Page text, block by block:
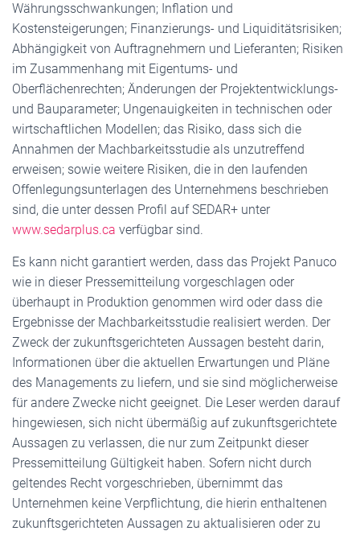
Währungsschwankungen; Inflation und
Kostensteigerungen; Finanzierungs- und Liquiditätsrisiken;
Abhängigkeit von Auftragnehmern und Lieferanten; Risiken
im Zusammenhang mit Eigentums- und
Oberflächenrechten; Änderungen der Projektentwicklungs-
und Bauparameter; Ungenauigkeiten in technischen oder
wirtschaftlichen Modellen; das Risiko, dass sich die
Annahmen der Machbarkeitsstudie als unzutreffend
erweisen; sowie weitere Risiken, die in den laufenden
Offenlegungsunterlagen des Unternehmens beschrieben
sind, die unter dessen Profil auf SEDAR+ unter
www.sedarplus.ca verfügbar sind.
Es kann nicht garantiert werden, dass das Projekt Panuco
wie in dieser Pressemitteilung vorgeschlagen oder
überhaupt in Produktion genommen wird oder dass die
Ergebnisse der Machbarkeitsstudie realisiert werden. Der
Zweck der zukunftsgerichteten Aussagen besteht darin,
Informationen über die aktuellen Erwartungen und Pläne
des Managements zu liefern, und sie sind möglicherweise
für andere Zwecke nicht geeignet. Die Leser werden darauf
hingewiesen, sich nicht übermäßig auf zukunftsgerichtete
Aussagen zu verlassen, die nur zum Zeitpunkt dieser
Pressemitteilung Gültigkeit haben. Sofern nicht durch
geltendes Recht vorgeschrieben, übernimmt das
Unternehmen keine Verpflichtung, die hierin enthaltenen
zukunftsgerichteten Aussagen zu aktualisieren oder zu